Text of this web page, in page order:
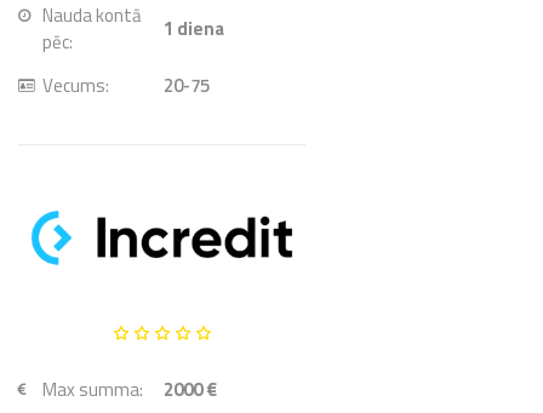
Nauda kontā
pēc:
1 diena
Vecums: 20-75
Max summa:
2000 €